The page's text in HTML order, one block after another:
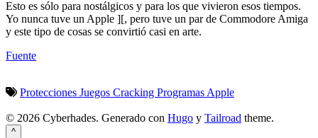
Esto es sólo para nostálgicos y para los que vivieron esos tiempos.
Yo nunca tuve un Apple ][, pero tuve un par de Commodore Amiga
y este tipo de cosas se convirtió casi en arte.
Fuente
Protecciones Juegos Cracking Programas Apple
© 2026 Cyberhades. Generado con Hugo y Tailroad theme.
^